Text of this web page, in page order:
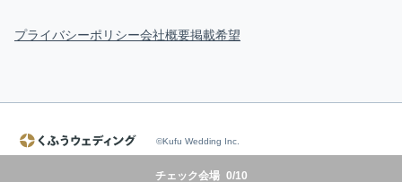
チェック会場 0/10
プライバシーポリシー会社概要掲載希望
©Kufu Wedding Inc.